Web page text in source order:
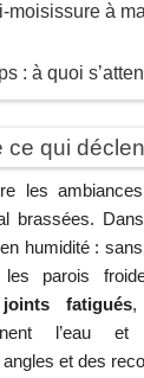
moisissure à
: à quoi
ce qui
les
brassées.
humidité :
parois
joints fatigués,
l’eau et
et des